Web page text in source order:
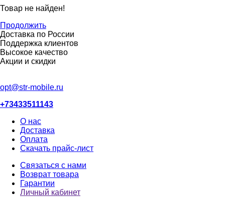
Товар не найден!
Продолжить
Доставка по России
Поддержка клиентов
Высокое качество
Акции и скидки
opt@str-mobile.ru
+73433511143
О нас
Доставка
Оплата
Скачать прайс-лист
Связаться с нами
Возврат товара
Гарантии
Личный кабинет